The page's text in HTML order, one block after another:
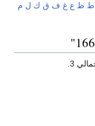
ط ظ ع غ ف ق ك ل م